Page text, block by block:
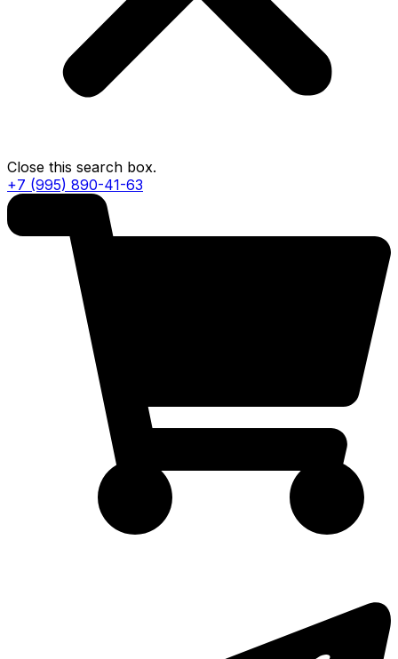
Close this search box.
+7 (995) 890-41-63